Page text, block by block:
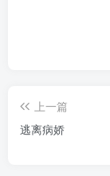
上一篇
逃离病娇